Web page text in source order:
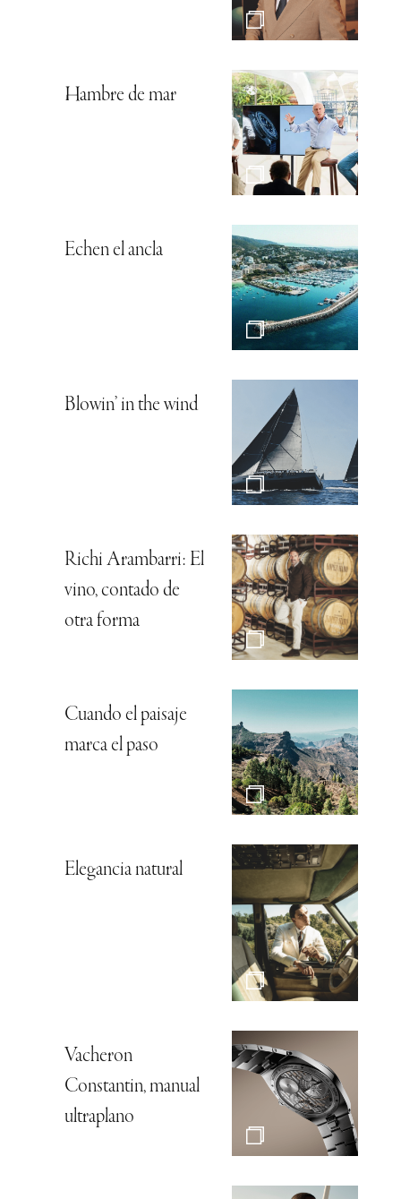
Hambre de mar
Echen el ancla
Blowin’ in the wind
Richi Arambarri: El
vino, contado de
otra forma
Cuando el paisaje
marca el paso
Elegancia natural
Vacheron
Constantin, manual
ultraplano